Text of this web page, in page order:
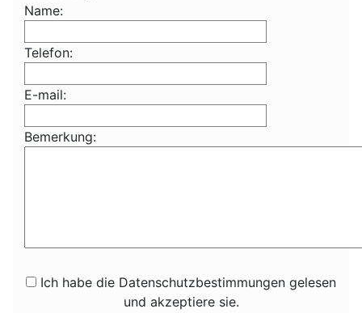
Name:
Telefon:
E-mail:
Bemerkung:
Ich habe die Datenschutzbestimmungen gelesen
und akzeptiere sie.